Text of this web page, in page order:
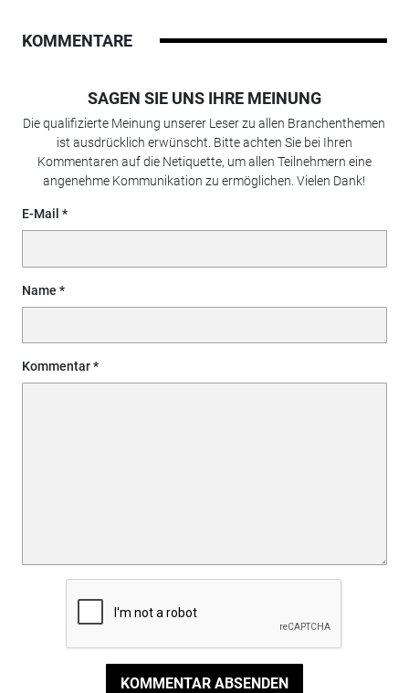
KOMMENTARE
SAGEN SIE UNS IHRE MEINUNG
Die qualifizierte Meinung unserer Leser zu allen Branchenthemen
ist ausdrücklich erwünscht. Bitte achten Sie bei Ihren
Kommentaren auf die Netiquette, um allen Teilnehmern eine
angenehme Kommunikation zu ermöglichen. Vielen Dank!
E-Mail
Name
Kommentar
KOMMENTAR ABSENDEN